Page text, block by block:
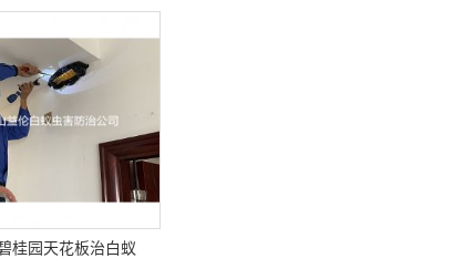
桂园天花板治白蚁